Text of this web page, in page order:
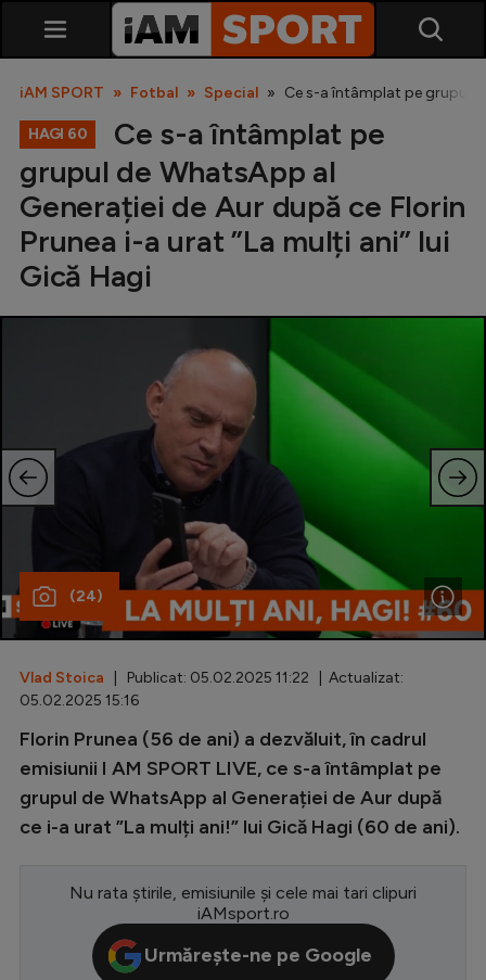
SuperLiga
Liga 2
Cupa României
Echipa Națională
U21
Fotbal feminin
Special
Diverse
Inedit
Clasamente
Champions League
Europa League
Conference League
CM 2026
Premier League
LaLiga
iAM SPORT Fotbal Special Ce s-a întâmplat pe grupul
HAGI 60
Ce s-a întâmplat pe
grupul de WhatsApp al
Generației de Aur după ce Florin
Prunea i-a urat ”La mulți ani” lui
Gică Hagi
(24)
Vlad Stoica | Publicat: 05.02.2025 11:22 | Actualizat:
05.02.2025 15:16
Florin Prunea (56 de ani) a dezvăluit, în cadrul
emisiunii I AM SPORT LIVE, ce s-a întâmplat pe
grupul de WhatsApp al Generației de Aur după
ce i-a urat ”La mulți ani!” lui Gică Hagi (60 de ani).
Nu rata știrile, emisiunile și cele mai tari clipuri
iAMsport.ro
Urmărește-ne pe Google